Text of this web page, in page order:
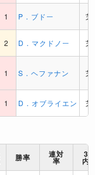
1 P．ブドー 芝
2 D．マクドノー 芝
1 S．ヘファナン 芝
1 D．オブライエン 芝
勝率 連対
率
3
内